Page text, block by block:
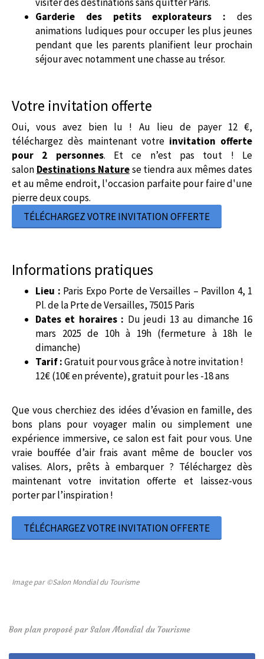
Garderie des petits explorateurs : des
animations ludiques pour occuper les plus jeunes
pendant que les parents planifient leur prochain
séjour avec notamment une chasse au trésor.
Votre invitation offerte
Oui, vous avez bien lu ! Au lieu de payer 12 €,
téléchargez dès maintenant votre invitation offerte
pour 2 personnes. Et ce n’est pas tout ! Le
salon Destinations Naturese tiendra aux mêmes dates
et au même endroit, l'occasion parfaite pour faire d'une
pierre deux coups.
TÉLÉCHARGEZ VOTRE INVITATION OFFERTE
Informations pratiques
Lieu : Paris Expo Porte de Versailles – Pavillon 4, 1
Pl. de la Prte de Versailles, 75015 Paris
Dates et horaires : Du jeudi 13 au dimanche 16
mars 2025 de 10h à 19h (fermeture à 18h le
dimanche)
Tarif :Gratuit pour vous grâce à notre invitation !
12€ (10€ en prévente), gratuit pour les -18 ans
Que vous cherchiez des idées d’évasion en famille, des
bons plans pour voyager malin ou simplement une
expérience immersive, ce salon est fait pour vous. Une
vraie bouffée d’air frais avant même de boucler vos
valises. Alors, prêts à embarquer ? Téléchargez dès
maintenant votre invitation offerte et laissez-vous
porter par l’inspiration !
TÉLÉCHARGEZ VOTRE INVITATION OFFERTE
Image par ©Salon Mondial du Tourisme
Bon plan proposé par Salon Mondial du Tourisme